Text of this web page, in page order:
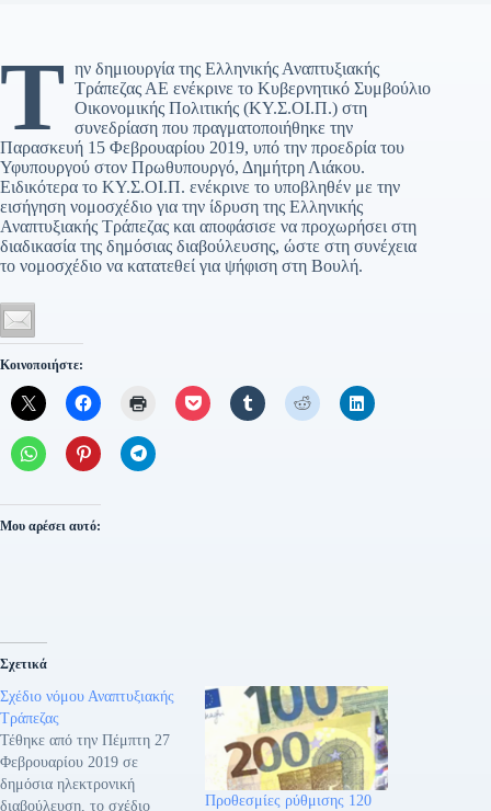
Τ ην δημιουργία της Ελληνικής Αναπτυξιακής
Τράπεζας ΑΕ ενέκρινε το Κυβερνητικό Συμβούλιο
Οικονομικής Πολιτικής (ΚΥ.Σ.ΟΙ.Π.) στη
συνεδρίαση που πραγματοποιήθηκε την
Παρασκευή 15 Φεβρουαρίου 2019, υπό την προεδρία του
Υφυπουργού στον Πρωθυπουργό, Δημήτρη Λιάκου.
Ειδικότερα το ΚΥ.Σ.ΟΙ.Π. ενέκρινε το υποβληθέν με την
εισήγηση νομοσχέδιο για την ίδρυση της Ελληνικής
Αναπτυξιακής Τράπεζας και αποφάσισε να προχωρήσει στη
διαδικασία της δημόσιας διαβούλευσης, ώστε στη συνέχεια
το νομοσχέδιο να κατατεθεί για ψήφιση στη Βουλή.
Κοινοποιήστε:
Μου αρέσει αυτό:
Σχετικά
Σχέδιο νόμου Αναπτυξιακής
Τράπεζας
Τέθηκε από την Πέμπτη 27
Φεβρουαρίου 2019 σε
δημόσια ηλεκτρονική
διαβούλευση, το σχέδιο
Προθεσμίες ρύθμισης 120